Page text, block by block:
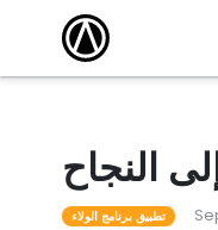
التي
النجاح
تطبيق برنامج الولاء